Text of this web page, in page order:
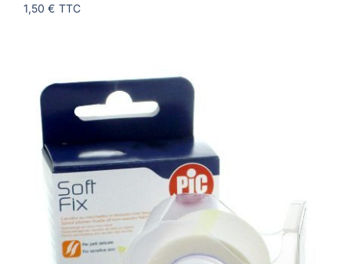
1,50 € TTC